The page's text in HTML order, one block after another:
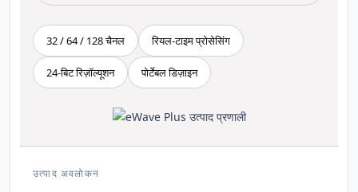
32 / 64 / 128 चैनल रियल-टाइम प्रोसेसिंग
24-बिट रिज़ॉल्यूशन पोर्टेबल डिज़ाइन
उत्पाद अवलोकन